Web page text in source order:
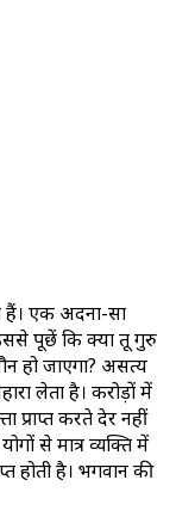
हैं। एक अदना-सा
उससे पूछें कि क्या तू गुरु
हो जाएगा? असत्य
लेता है। करोड़ों में
प्राप्त करते देर नहीं
से मात्र व्यक्ति में
होती है। भगवान की